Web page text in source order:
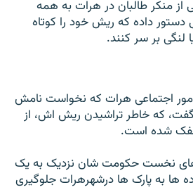
از منکر طالبان در هرات به همه
دستور داده که ریش خود را کوتاه
لنگی بر سر کنند.
اجتماعی هرات که نخواست نامش
که خاطر تراشیدن ریش اش، از
شده است.
های نخست حکومت شان نزدیک به یک
ها به پارک ها درشهرهرات جلوگیری